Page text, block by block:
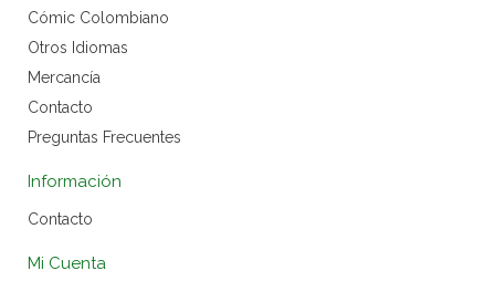
Cómic Colombiano
Otros Idiomas
Mercancía
Contacto
Preguntas Frecuentes
Información
Contacto
Mi Cuenta